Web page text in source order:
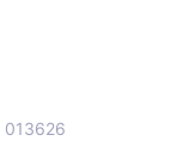
013626